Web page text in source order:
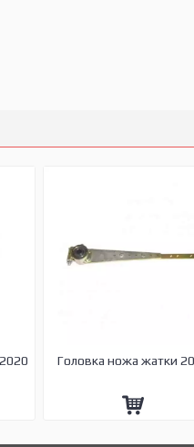
Головка ножа жатки